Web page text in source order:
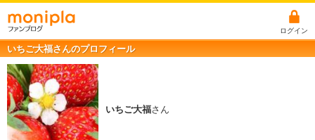
ログイン
いちご大福さんのプロフィール
いちご大福さん